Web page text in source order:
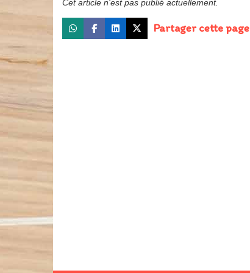
Cet article n'est pas publié actuellement.
Partager cette page